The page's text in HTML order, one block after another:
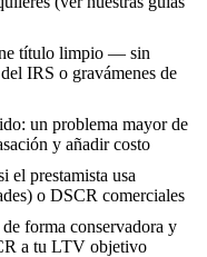
título limpio — sin
IRS o gravámenes de
un problema mayor de
y añadir costo
el prestamista usa
o DSCR comerciales
forma conservadora y
a tu LTV objetivo